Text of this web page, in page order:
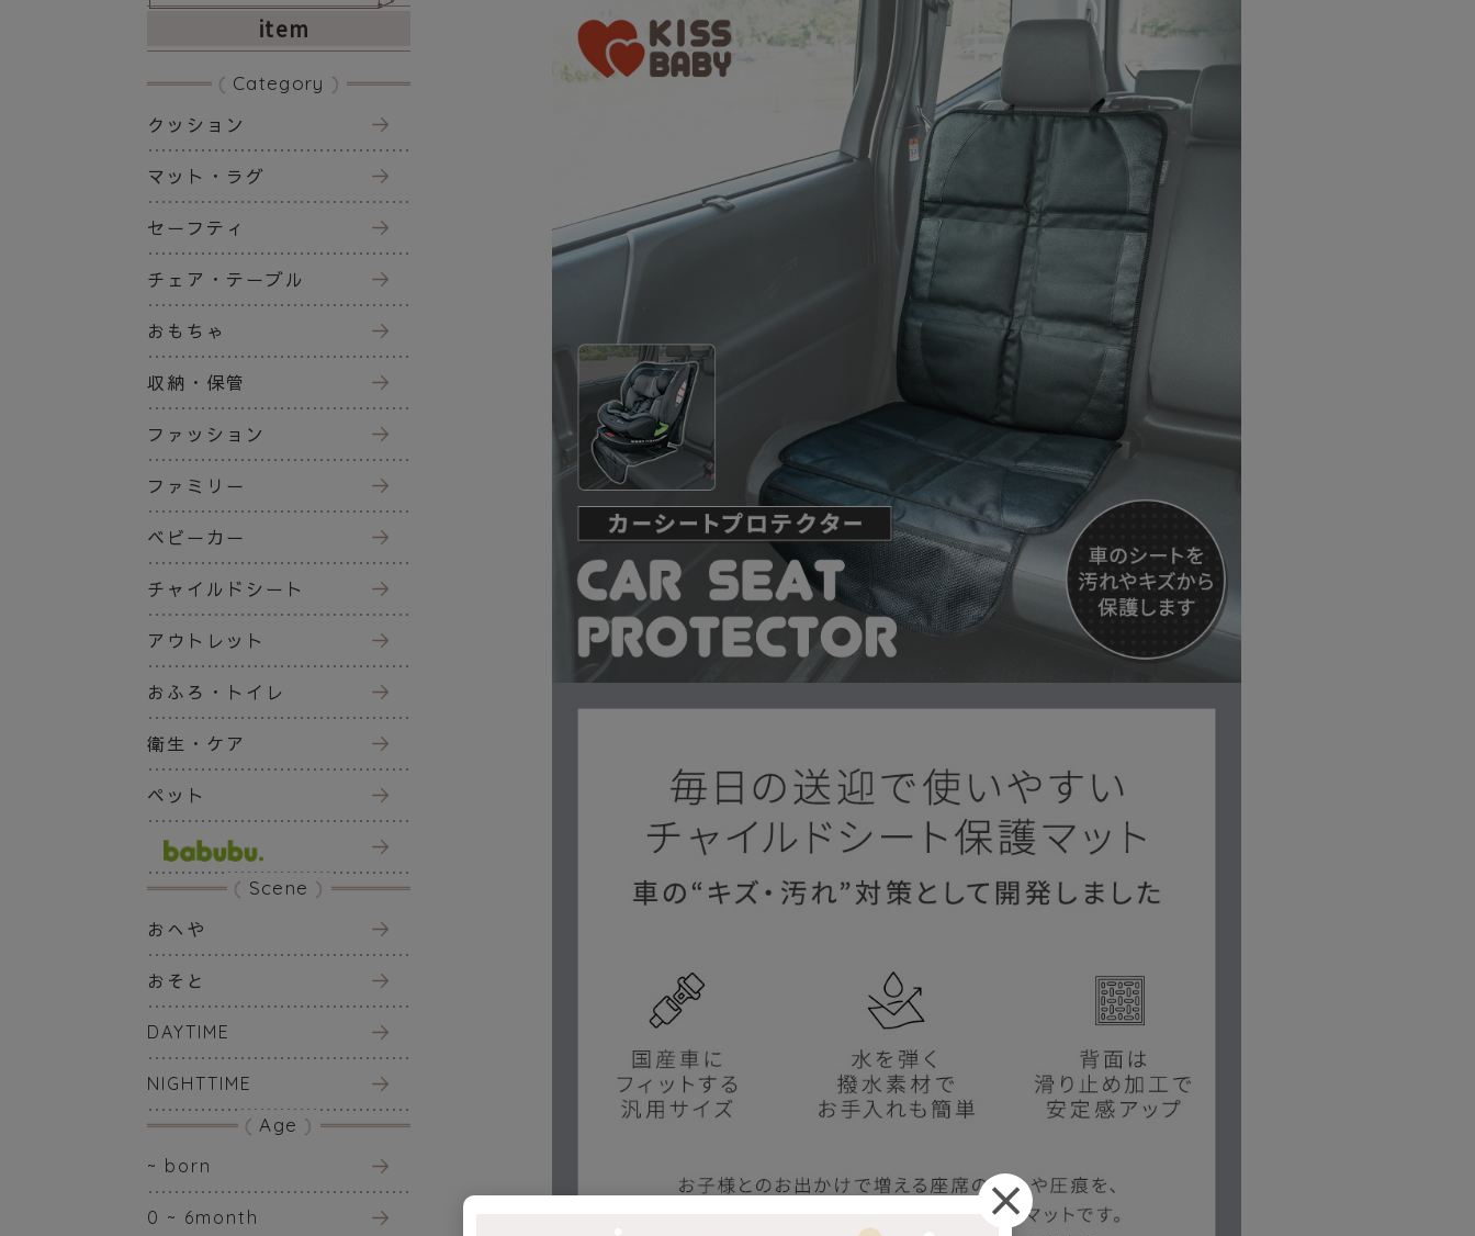
item
Category
クッション
マット・ラグ
セーフティ
チェア・テーブル
おもちゃ
収納・保管
ファッション
ファミリー
ベビーカー
チャイルドシート
アウトレット
おふろ・トイレ
衛生・ケア
ペット
Scene
おへや
おそと
DAYTIME
NIGHTTIME
Age
~ born
0 ~ 6month